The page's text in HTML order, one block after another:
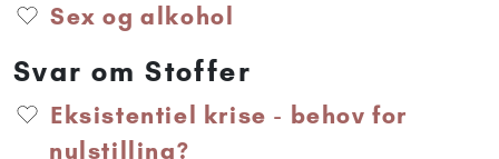
Sex og alkohol
Svar om Stoffer
Eksistentiel krise - behov for
nulstilling?